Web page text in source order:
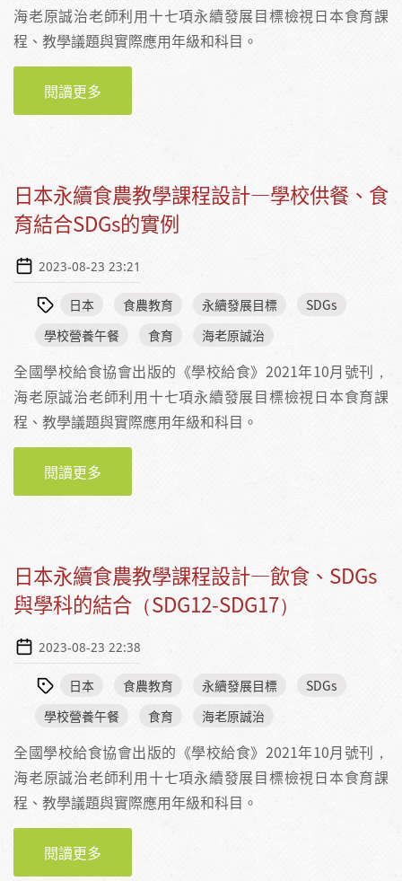
海老原誠治老師利用十七項永續發展目標檢視日本食育課
程、教學議題與實際應用年級和科目。
閱讀更多
食、SDGS與學科的結合（SDG1-SDG17）
日本永續食農教學課程設計—學校供餐、食
育結合SDGs的實例
2023-08-23 23:21
日本 食農教育 永續發展目標
SDGs
學校營養午餐
食育 海老原誠治
全國學校給食協會出版的《學校給食》2021年10月號刊，
海老原誠治老師利用十七項永續發展目標檢視日本食育課
程、教學議題與實際應用年級和科目。
閱讀更多
食育結合SDGS的實例
日本永續食農教學課程設計—飲食、SDGs
與學科的結合（SDG12-SDG17）
2023-08-23 22:38
日本 食農教育 永續發展目標
SDGs
學校營養午餐
食育 海老原誠治
全國學校給食協會出版的《學校給食》2021年10月號刊，
海老原誠治老師利用十七項永續發展目標檢視日本食育課
程、教學議題與實際應用年級和科目。
閱讀更多
與學科的結合（SDG12-SDG17）